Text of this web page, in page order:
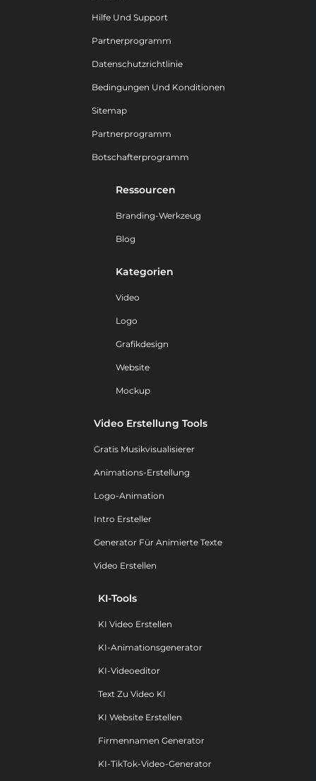
Hilfe Und Support
Partnerprogramm
Datenschutzrichtlinie
Bedingungen Und Konditionen
Sitemap
Partnerprogramm
Botschafterprogramm
Ressourcen
Branding-Werkzeug
Blog
Kategorien
Video
Logo
Grafikdesign
Website
Mockup
Video Erstellung Tools
Gratis Musikvisualisierer
Animations-Erstellung
Logo-Animation
Intro Ersteller
Generator Für Animierte Texte
Video Erstellen
KI-Tools
KI Video Erstellen
KI-Animationsgenerator
KI-Videoeditor
Text Zu Video KI
KI Website Erstellen
Firmennamen Generator
KI-TikTok-Video-Generator